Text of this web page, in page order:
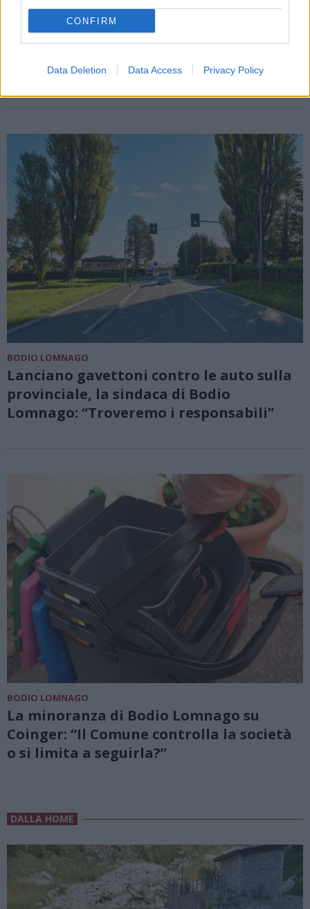
CONFIRM
Data Deletion Data Access Privacy Policy
BODIO LOMNAGO
Coinger e Fondazione Genovese, la
nessun ricorso al Consiglio di Stato”
BODIO LOMNAGO
Lanciano gavettoni contro le auto sulla
provinciale, la sindaca di Bodio
Lomnago: “Troveremo i responsabili”
BODIO LOMNAGO
La minoranza di Bodio Lomnago su
Coinger: “Il Comune controlla la società
o si limita a seguirla?”
DALLA HOME